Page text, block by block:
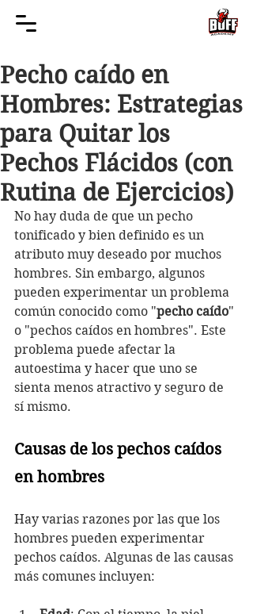
Pecho caído en
Hombres: Estrategias
para Quitar los
Pechos Flácidos (con
Rutina de Ejercicios)
No hay duda de que un pecho
tonificado y bien definido es un
atributo muy deseado por muchos
hombres. Sin embargo, algunos
pueden experimentar un problema
común conocido como "pecho caído"
o "pechos caídos en hombres". Este
problema puede afectar la
autoestima y hacer que uno se
sienta menos atractivo y seguro de
sí mismo.
Causas de los pechos caídos
en hombres
Hay varias razones por las que los
hombres pueden experimentar
pechos caídos. Algunas de las causas
más comunes incluyen: